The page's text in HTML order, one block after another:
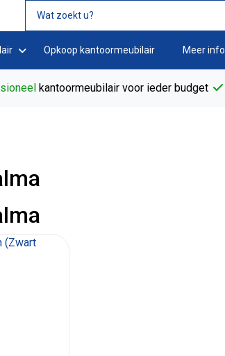
Opkoop kantoormeubilair Meer info
kantoormeubilair voor ieder budget